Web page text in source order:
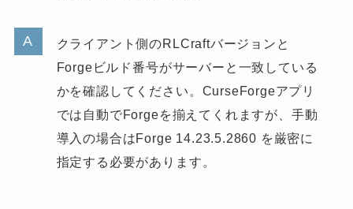
クライアント側のRLCraftバージョンと
Forgeビルド番号がサーバーと一致している
かを確認してください。CurseForgeアプリ
では自動でForgeを揃えてくれますが、手動
導入の場合はForge 14.23.5.2860 を厳密に
指定する必要があります。